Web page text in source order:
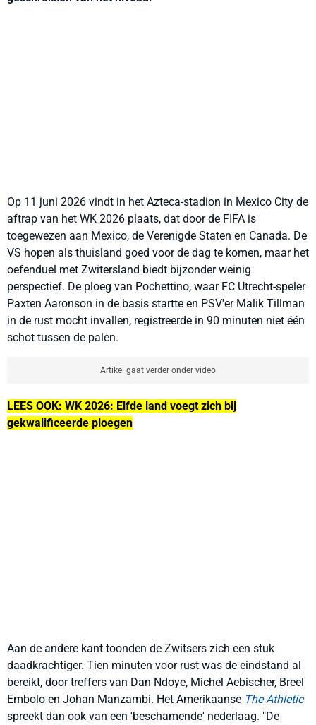
Op 11 juni 2026 vindt in het Azteca-stadion in Mexico City de
aftrap van het WK 2026 plaats, dat door de FIFA is
toegewezen aan Mexico, de Verenigde Staten en Canada. De
VS hopen als thuisland goed voor de dag te komen, maar het
oefenduel met Zwitersland biedt bijzonder weinig
perspectief. De ploeg van Pochettino, waar FC Utrecht-speler
Paxten Aaronson in de basis startte en PSV'er Malik Tillman
in de rust mocht invallen, registreerde in 90 minuten niet één
schot tussen de palen.
Artikel gaat verder onder video
LEES OOK: WK 2026: Elfde land voegt zich bij
gekwalificeerde ploegen
Aan de andere kant toonden de Zwitsers zich een stuk
daadkrachtiger. Tien minuten voor rust was de eindstand al
bereikt, door treffers van Dan Ndoye, Michel Aebischer, Breel
Embolo en Johan Manzambi. Het Amerikaanse The Athletic
spreekt dan ook van een 'beschamende' nederlaag. "De